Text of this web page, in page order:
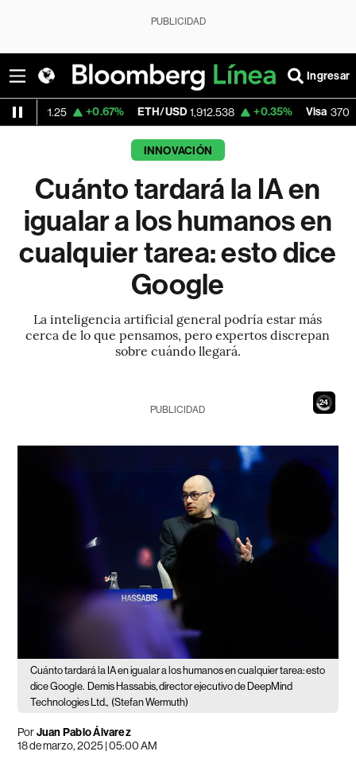
PUBLICIDAD
Ingresar
+0.67% ETH/USD 1,912.538 +0.35% Visa 370.47
INNOVACIÓN
Cuánto tardará la IA en
igualar a los humanos en
cualquier tarea: esto dice
Google
La inteligencia artificial general podría estar más
cerca de lo que pensamos, pero expertos discrepan
sobre cuándo llegará.
22
PUBLICIDAD
Cuánto tardará la IA en igualar a los humanos en cualquier tarea: esto
dice Google. Demis Hassabis, director ejecutivo de DeepMind
Technologies Ltd., (Stefan Wermuth)
PorJuan Pablo Álvarez
18 de marzo, 2025 | 05:00 AM